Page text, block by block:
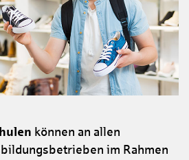
können an allen
im Rahmen